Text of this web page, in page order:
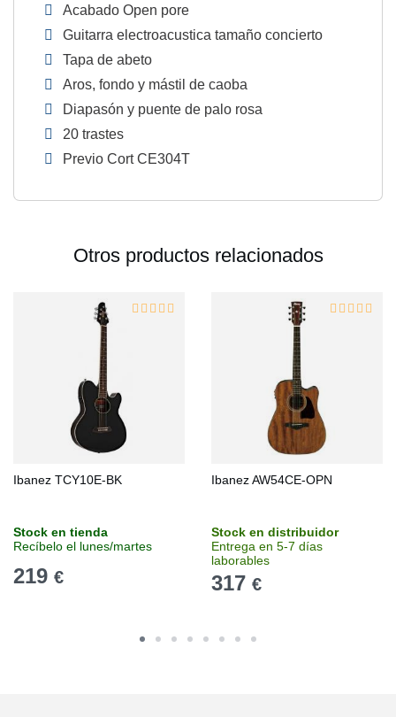
Acabado Open pore
Guitarra electroacustica tamaño concierto
Tapa de abeto
Aros, fondo y mástil de caoba
Diapasón y puente de palo rosa
20 trastes
Previo Cort CE304T
Otros productos relacionados
Ibanez TCY10E-BK
Stock en tienda
Recíbelo el lunes/martes
219 €
Ibanez AW54CE-OPN
Stock en distribuidor
Entrega en 5-7 días
laborables
317 €